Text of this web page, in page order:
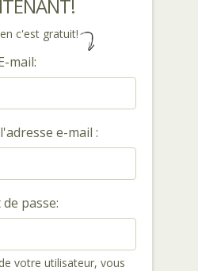
c'est gratuit!
mail:
e-mail :
passe:
votre utilisateur, vous